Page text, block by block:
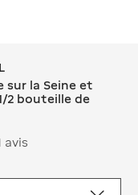
à la Tour
sur la Seine et
2 bouteille de
avis